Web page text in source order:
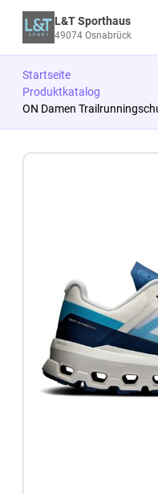
L&T Sporthaus
49074 Osnabrück
Startseite
Produktkatalog
ON Damen